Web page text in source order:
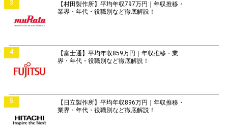
3
【村田製作所】平均年収797万円｜年収推移・
業界・年代・役職別など徹底解説！
4
【富士通】平均年収859万円｜年収推移・業
界・年代・役職別など徹底解説！
5
【日立製作所】平均年収896万円｜年収推移・
業界・年代・役職別など徹底解説！